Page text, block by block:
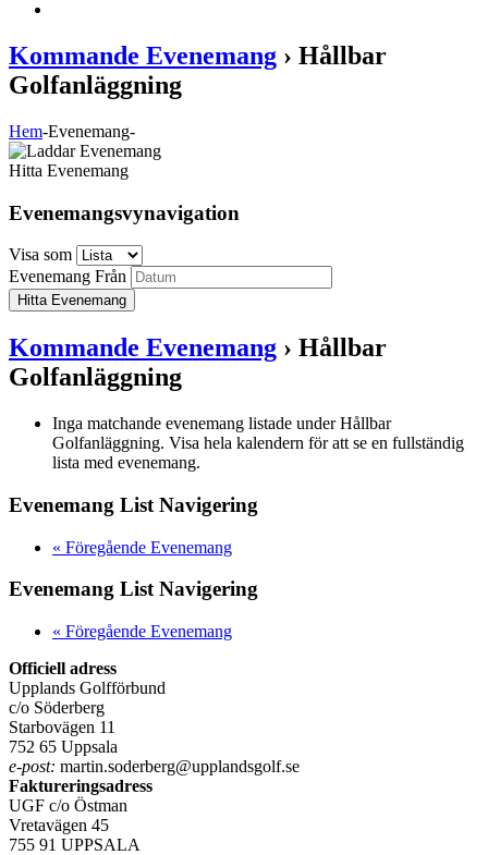
Kommande Evenemang › Hållbar
Golfanläggning
Hem-Evenemang-
Hitta Evenemang
Evenemangsvynavigation
Visa som
Evenemang Från
Kommande Evenemang › Hållbar
Golfanläggning
Inga matchande evenemang listade under Hållbar
Golfanläggning. Visa hela kalendern för att se en fullständig
lista med evenemang.
Evenemang List Navigering
« Föregående Evenemang
Evenemang List Navigering
« Föregående Evenemang
Officiell adress
Upplands Golfförbund
c/o Söderberg
Starbovägen 11
752 65 Uppsala
e-post: martin.soderberg@upplandsgolf.se
Faktureringsadress
UGF c/o Östman
Vretavägen 45
755 91 UPPSALA